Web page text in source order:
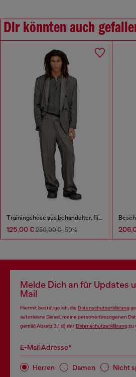
Dir könnten auch
Trainingshose aus behandelter, fließender Viskose
125,00 € 250,00 €-50%
Melde Dich an für Updates
Mail
Hiermit bestätige ich, die Datenschutzerklärung
autorisiere Diesel, meine personenbezogenen
gemäß Absatz 3.1 d) derDatenschutzerklärungzu
E-Mail Adresse*
Herren Damen Nicht